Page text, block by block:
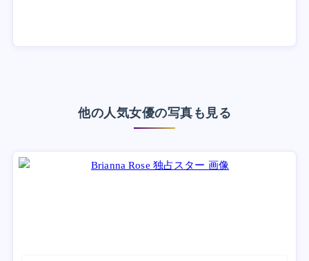
他の人気女優の写真も見る